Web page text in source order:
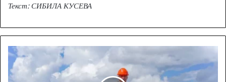
Текст: СИБИЛА КУСЕВА